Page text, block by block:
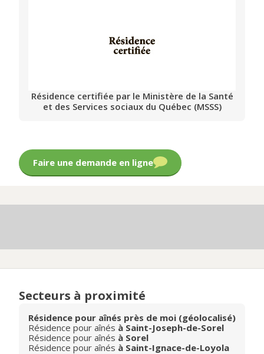
Résidence certifiée par le Ministère de la Santé
et des Services sociaux du Québec (MSSS)
Faire une demande en ligne
Secteurs à proximité
Résidence pour aînés près de moi (géolocalisé)
Résidence pour aînés à Saint-Joseph-de-Sorel
Résidence pour aînés à Sorel
Résidence pour aînés à Saint-Ignace-de-Loyola